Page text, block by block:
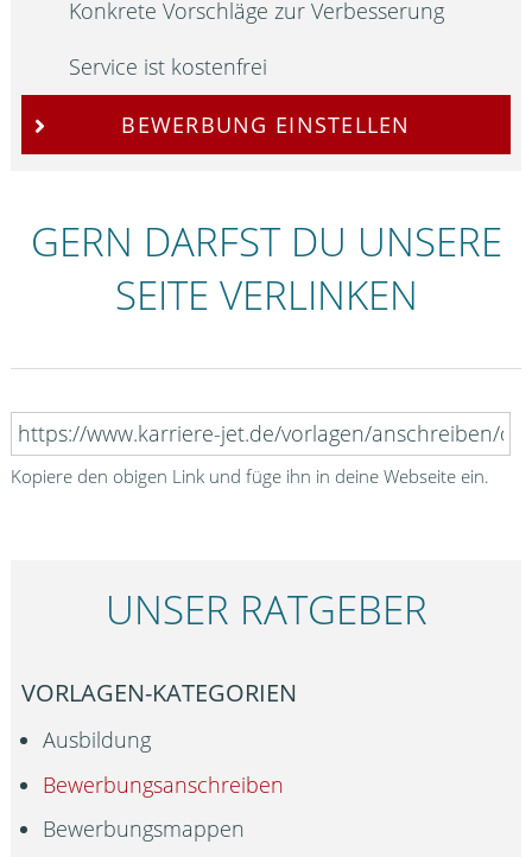
Konkrete Vorschläge zur Verbesserung
Service ist kostenfrei
BEWERBUNG EINSTELLEN
GERN DARFST DU UNSERE
SEITE VERLINKEN
Kopiere den obigen Link und füge ihn in deine Webseite ein.
UNSER RATGEBER
VORLAGEN-KATEGORIEN
Ausbildung
Bewerbungsanschreiben
Bewerbungsmappen